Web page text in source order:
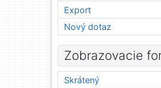
Export
Nový dotaz
Zobrazovacie
Skrátený